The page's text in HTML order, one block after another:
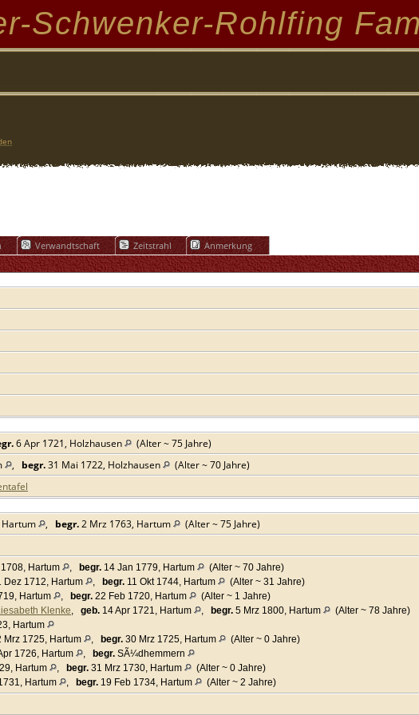
Schwenker-Rohlfing
Verwandtschaft Zeitstrahl
Anmerkung
6 Apr 1721, Holzhausen
(Alter ~ 75 Jahre)
, begr.31 Mai 1722, Holzhausen
(Alter ~ 70 Jahre)
Hartum , begr.2 Mrz 1763, Hartum
(Alter ~ 75 Jahre)
Hartum , begr. 14 Jan 1779, Hartum
(Alter ~ 70 Jahre)
Dez 1712, Hartum , begr. 11 Okt 1744, Hartum
(Alter ~ 31 Jahre)
Hartum , begr. 22 Feb 1720, Hartum
(Alter ~ 1 Jahre)
Klenke, geb. 14 Apr 1721, Hartum , begr. 5 Mrz 1800, Hartum
(Alter ~ 78 Jahre)
Hartum
Mrz 1725, Hartum , begr. 30 Mrz 1725, Hartum
(Alter ~ 0 Jahre)
1726, Hartum , begr. SÃ¼dhemmern
Hartum , begr. 31 Mrz 1730, Hartum
(Alter ~ 0 Jahre)
Hartum , begr. 19 Feb 1734, Hartum (Alter ~ 2 Jahre)